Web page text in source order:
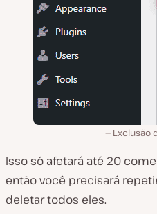
Exclusão
Isso só afetará até 20
então você precisará
deletar todos eles.